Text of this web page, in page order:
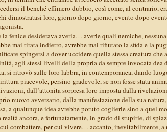
il benché effimero dubbio, così come, al contrario,
dimostratasi loro, giorno dopo giorno, evento dopo
la fenice desiderava averla… averle quali nemiche,
mai tirata indietro, avrebbe mai rifiutato la sfida e la
spingersi a dover uccidere quella stessa creatura
agli stessi livelli della propria da sempre invocata dea
si ritrovò sulle loro labbra, in contemporanea, dando
piacevole, persino gradevole, se non fosse stata
dall’attonita sorpresa loro imposta dalla
nuovo avversario, dalla manifestazione della sua
a qualunque idea avrebbe potuto coglierle sino a quel
realtà ancora, e fortunatamente, in grado di stupirle, di
combattere, per cui vivere… accanto, inevitabilmente,